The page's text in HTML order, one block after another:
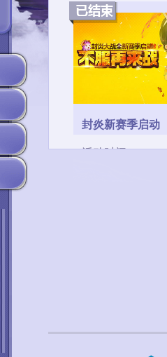
封炎新赛季启动
活动时间：06/